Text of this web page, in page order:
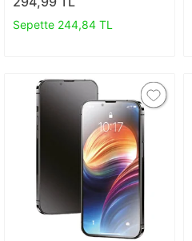
Ekran Koruyucu T20
Sepette 244,84 TL